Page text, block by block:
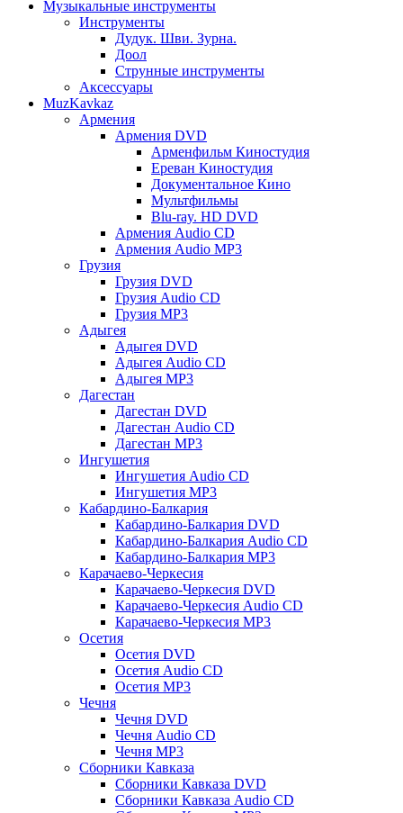
Музыкальные инструменты
Инструменты
Дудук. Шви. Зурна.
Доол
Струнные инструменты
Аксессуары
MuzKavkaz
Армения
Армения DVD
Арменфильм Киностудия
Ереван Киностудия
Документальное Кино
Мультфильмы
Blu-ray. HD DVD
Армения Audio CD
Армения Audio MP3
Грузия
Грузия DVD
Грузия Audio CD
Грузия MP3
Адыгея
Адыгея DVD
Адыгея Audio CD
Адыгея MP3
Дагестан
Дагестан DVD
Дагестан Audio CD
Дагестан MP3
Ингушетия
Ингушетия Audio CD
Ингушетия MP3
Кабардино-Балкария
Кабардино-Балкария DVD
Кабардино-Балкария Audio CD
Кабардино-Балкария MP3
Карачаево-Черкесия
Карачаево-Черкесия DVD
Карачаево-Черкесия Audio CD
Карачаево-Черкесия MP3
Осетия
Осетия DVD
Осетия Audio CD
Осетия MP3
Чечня
Чечня DVD
Чечня Audio CD
Чечня MP3
Сборники Кавказа
Сборники Кавказа DVD
Сборники Кавказа Audio CD